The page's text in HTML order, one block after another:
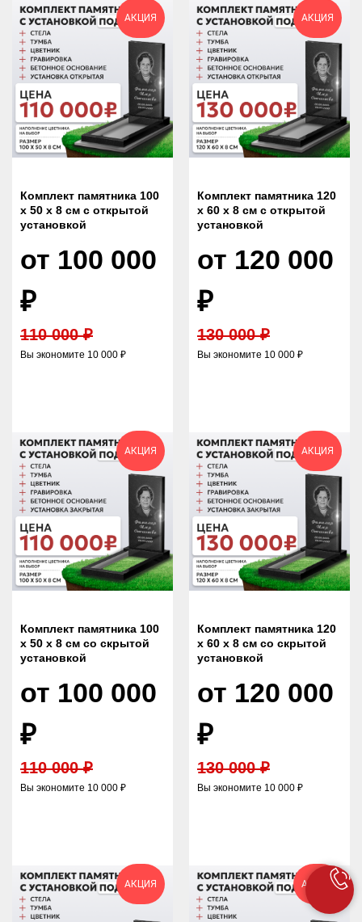
АКЦИЯ
Комплект памятника 100
х 50 х 8 см с открытой
установкой
от 100 000
₽
110 000 ₽
Вы экономите 10 000 ₽
АКЦИЯ
Комплект памятника 120
х 60 х 8 см с открытой
установкой
от 120 000
₽
130 000 ₽
Вы экономите 10 000 ₽
АКЦИЯ
Комплект памятника 100
х 50 х 8 см со скрытой
установкой
от 100 000
₽
110 000 ₽
Вы экономите 10 000 ₽
АКЦИЯ
Комплект памятника 120
х 60 х 8 см со скрытой
установкой
от 120 000
₽
130 000 ₽
Вы экономите 10 000 ₽
АКЦИЯ АКЦИЯ